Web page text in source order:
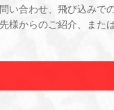
い合わせ、飛び込みで
様からのご紹介、また